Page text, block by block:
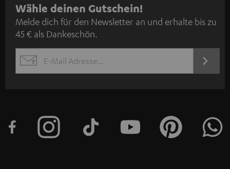
N
e
w
s
l
e
Wähle deinen Gutschein!
Melde dich für den Newsletter an und erhalte bis zu
45 € als Dankeschön.
EMAIL
JETZT